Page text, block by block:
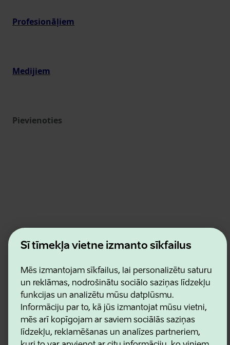
Šī tīmekļa vietne izmanto sīkfailus
Mēs izmantojam sīkfailus, lai personalizētu saturu
un reklāmas, nodrošinātu sociālo saziņas līdzekļu
funkcijas un analizētu mūsu datplūsmu.
Informāciju par to, kā jūs izmantojat mūsu vietni,
mēs arī kopīgojam ar saviem sociālās saziņas
līdzekļu, reklamēšanas un analīzes partneriem,
Profesionāļiem
Medijiem
Pievienoties
Estonian Business and Innovation Agency
Kontakti
Lietošanas noteikumi
Sīkdatņu un konfidencialitātes politika